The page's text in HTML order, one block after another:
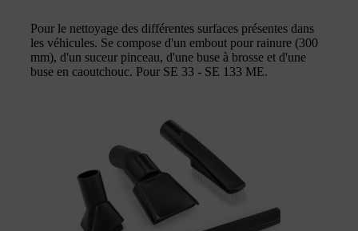
Pour le nettoyage des différentes surfaces présentes dans
les véhicules. Se compose d'un embout pour rainure (300
mm), d'un suceur pinceau, d'une buse à brosse et d'une
buse en caoutchouc. Pour SE 33 - SE 133 ME.